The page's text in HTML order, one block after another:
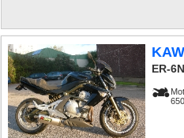
ER-6N